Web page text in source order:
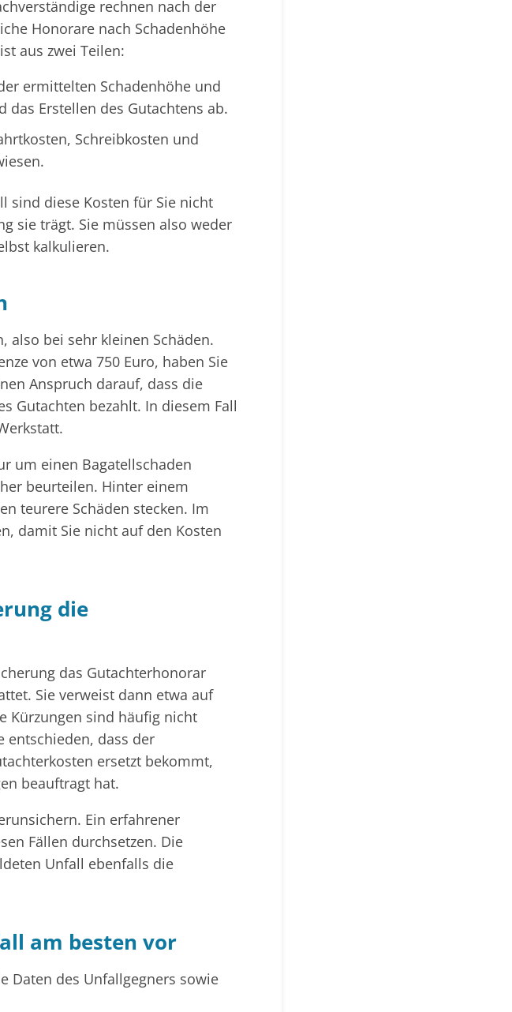
rechnen nach der
Honorare nach Schadenhöhe
aus zwei Teilen:
ermittelten Schadenhöhe und
das Erstellen des Gutachtens ab.
Schreibkosten und
sind diese Kosten für Sie nicht
sie trägt. Sie müssen also weder
kalkulieren.
also bei sehr kleinen Schäden.
von etwa 750 Euro, haben Sie
Anspruch darauf, dass die
Gutachten bezahlt. In diesem Fall
um einen Bagatellschaden
beurteilen. Hinter einem
teurere Schäden stecken. Im
damit Sie nicht auf den Kosten
die
das Gutachterhonorar
Sie verweist dann etwa auf
Kürzungen sind häufig nicht
entschieden, dass der
ersetzt bekommt,
beauftragt hat.
Ein erfahrener
Fällen durchsetzen. Die
Unfall ebenfalls die
am besten vor
Daten des Unfallgegners sowie